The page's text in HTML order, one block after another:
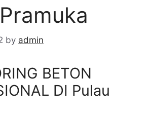
by admin
BETON
DI Pulau